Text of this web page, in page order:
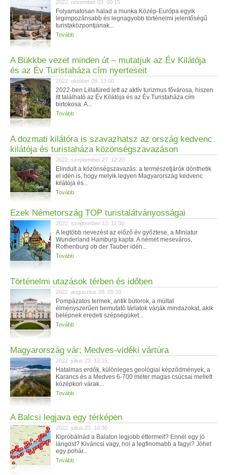
2022. november 03. 00:15
Folyamatosan halad a munka Közép-Európa egyik
legimpozánsabb és legnagyobb történelmi jelentőségű
turistaközpontjának...
Tovább
A Bükkbe vezet minden út ­– mutatjuk az Év Kilátója
és az Év Turistaháza cím nyerteseit
2022. október 09. 13:00
2022-ben Lillafüred lett az aktív turizmus fővárosa, hiszen
itt található az Év Kilátója és az Év Turistaháza cím
birtokosa. A...
Tovább
A dozmati kilátóra is szavazhatsz az ország kedvenc
kilátója és turistaháza közönségszavazáson
2022. szeptember 27. 12:20
Elindult a közönségszavazás: a természetjárók dönthetik
el idén is, hogy melyik legyen Magyarország kedvenc
kilátója és...
Tovább
Ezek Németország TOP turistalátványosságai
2022. szeptember 12. 11:30
A legtöbb nevezést az előző év győztese, a Miniatur
Wunderland Hamburg kapta. A német meseváros,
Rothenburg ob der Tauber idén...
Tovább
Történelmi utazások térben és időben
2022. augusztus 09. 09:30
Pompázatos termek, antik bútorok, a múltat
élményszerűen bemutató tárlatok várják mindazokat, akik
belépnek eredeti szépségüket...
Tovább
Magyarország vár: Medves-vidéki vártúra
2022. július 23. 13:15
Hatalmas erdők, különleges geológiai képződmények, a
Karancs és a Medves 6-700 méter magas csúcsai mellett
középkori várak...
Tovább
A Balcsi legjava egy térképen
2022. július 23. 10:30
Kipróbálnád a Balaton legjobb éttermeit? Ennél egy jó
lángost? Kiváncsi vagy, hol a legfinomabb a fagyi? Jöhet
egy pohár...
Tovább